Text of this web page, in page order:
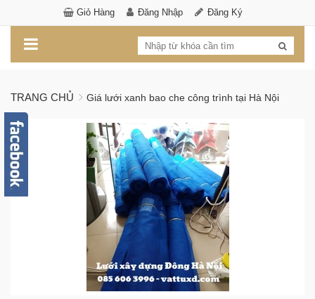
Giỏ Hàng Đăng Nhập Đăng Ký
TRANG CHỦ Giá lưới xanh bao che công trình tại Hà Nội